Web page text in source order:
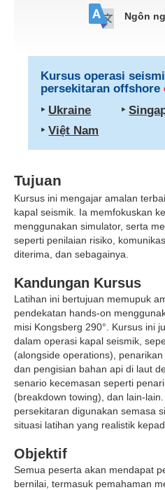
Ngôn
Kursus operasi
persekitaran offshore
‣ Ukraine ‣
‣Việt Nam
Tujuan
Kursus ini mengajar amalan
kapal seismik. Ia memfokuskan
menggunakan simulator, serta
seperti penilaian risiko,
diterima, dan sebagainya.
Kandungan Kursus
Latihan ini bertujuan memupuk
pendekatan hands-on
misi Kongsberg 290°. Kursus ini
dalam operasi kapal seismik,
(alongside operations),
dan pengisian bahan api di laut
senario kecemasan seperti
(breakdown towing), dan lain-
persekitaran digunakan semasa
situasi latihan yang realistik
Objektif
Semua peserta akan mendapat
bernilai, termasuk pemahaman